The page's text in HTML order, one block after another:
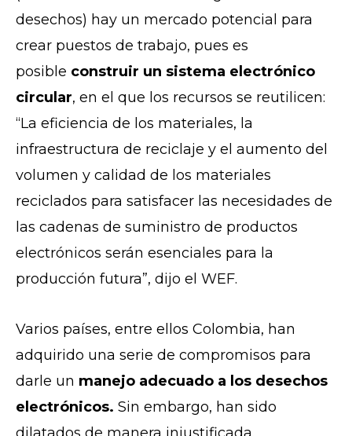
desechos) hay un mercado potencial para
crear puestos de trabajo, pues es
posible construir un sistema electrónico
circular, en el que los recursos se reutilicen:
“La eficiencia de los materiales, la
infraestructura de reciclaje y el aumento del
volumen y calidad de los materiales
reciclados para satisfacer las necesidades de
las cadenas de suministro de productos
electrónicos serán esenciales para la
producción futura”, dijo el WEF.
Varios países, entre ellos Colombia, han
adquirido una serie de compromisos para
darle un manejo adecuado a los desechos
electrónicos. Sin embargo, han sido